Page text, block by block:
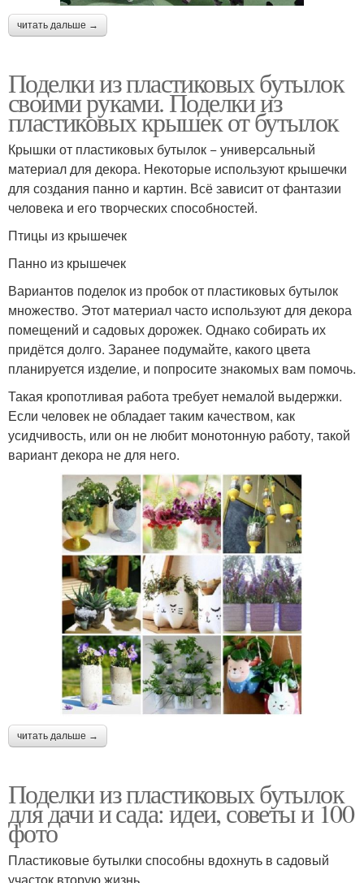
читать дальше →
Поделки из пластиковых бутылок
своими руками. Поделки из
пластиковых крышек от бутылок
Крышки от пластиковых бутылок − универсальный
материал для декора. Некоторые используют крышечки
для создания панно и картин. Всё зависит от фантазии
человека и его творческих способностей.
Птицы из крышечек
Панно из крышечек
Вариантов поделок из пробок от пластиковых бутылок
множество. Этот материал часто используют для декора
помещений и садовых дорожек. Однако собирать их
придётся долго. Заранее подумайте, какого цвета
планируется изделие, и попросите знакомых вам помочь.
Такая кропотливая работа требует немалой выдержки.
Если человек не обладает таким качеством, как
усидчивость, или он не любит монотонную работу, такой
вариант декора не для него.
читать дальше →
Поделки из пластиковых бутылок
для дачи и сада: идеи, советы и 100
фото
Пластиковые бутылки способны вдохнуть в садовый